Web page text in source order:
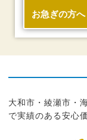
お急ぎの方へ
大和市・綾瀬市・
で実績のある安心